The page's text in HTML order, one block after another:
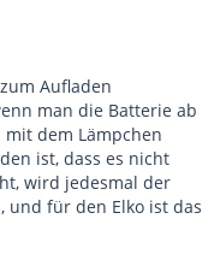
Aufladen
man die Batterie ab
dem Lämpchen
ist, dass es nicht
wird jedesmal der
und für den Elko ist das